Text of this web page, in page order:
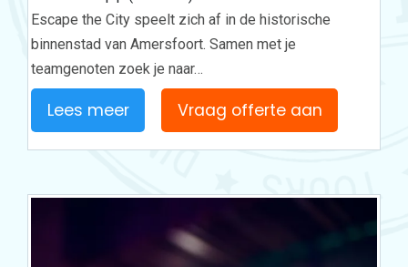
Escape the City speelt zich af in de historische
binnenstad van Amersfoort. Samen met je
teamgenoten zoek je naar…
Lees meer Vraag offerte aan